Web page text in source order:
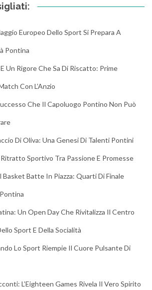
Europeo Dello Sport Si Prepara A
Pontina
Un Rigore Che Sa Di Riscatto: Prime
Con L’Anzio
Che Il Capoluogo Pontino Non Può
Di Oliva: Una Genesi Di Talenti Pontini
Sportivo Tra Passione E Promesse
Basket Batte In Piazza: Quarti Di Finale
Un Open Day Che Rivitalizza Il Centro
Sport E Della Socialità
Lo Sport Riempie Il Cuore Pulsante Di
L’Eighteen Games Rivela Il Vero Spirito